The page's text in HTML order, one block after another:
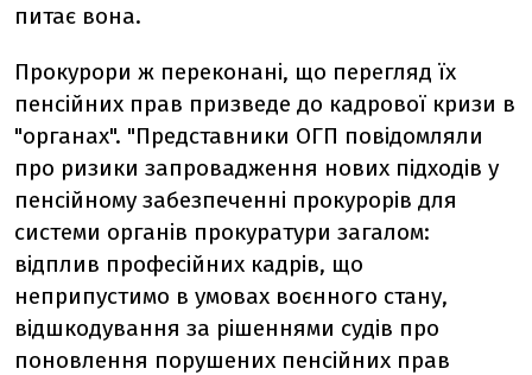
питає вона.
Прокурори ж переконані, що перегляд їх
пенсійних прав призведе до кадрової кризи в
"органах". "Представники ОГП повідомляли
про ризики запровадження нових підходів у
пенсійному забезпеченні прокурорів для
системи органів прокуратури загалом:
відплив професійних кадрів, що
неприпустимо в умовах воєнного стану,
відшкодування за рішеннями судів про
поновлення порушених пенсійних прав